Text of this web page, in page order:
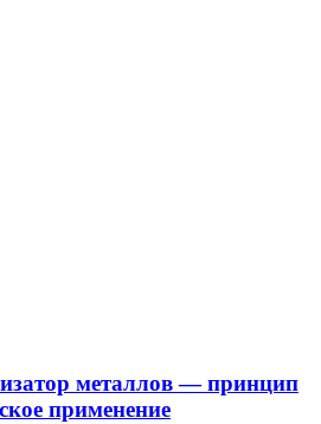
металлов — принцип
применение